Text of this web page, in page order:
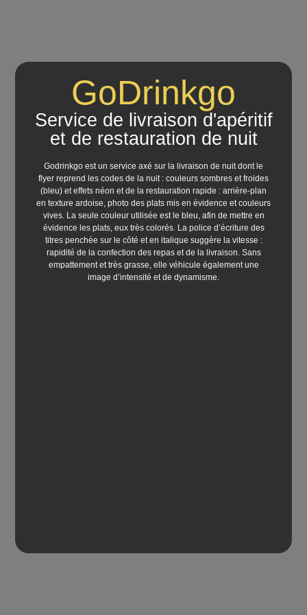
GoDrinkgo
Service de livraison d'apéritif
et de restauration de nuit
Godrinkgo est un service axé sur la livraison de nuit dont le
flyer reprend les codes de la nuit : couleurs sombres et froides
(bleu) et effets néon et de la restauration rapide : arrière-plan
en texture ardoise, photo des plats mis en évidence et couleurs
vives. La seule couleur utilisée est le bleu, afin de mettre en
évidence les plats, eux très colorés. La police d’écriture des
titres penchée sur le côté et en italique suggère la vitesse :
rapidité de la confection des repas et de la livraison. Sans
empattement et très grasse, elle véhicule également une
image d’intensité et de dynamisme.